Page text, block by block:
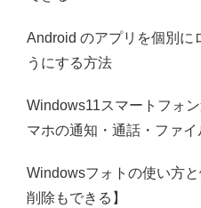
Android のアプリを個別に
うにする方法
Windows11スマートフォ
マホの通知・通話・ファイ
Windowsフォトの使い方
削除もできる】